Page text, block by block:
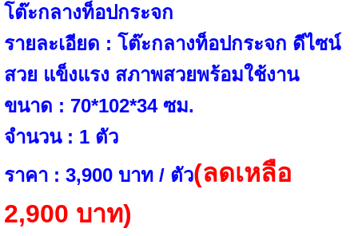
โต๊ะกลางท็อปกระจก
รายละเอียด : โต๊ะกลางท็อปกระจก ดีไซน์
สวย แข็งแรง สภาพสวยพร้อมใช้งาน
ขนาด : 70*102*34 ซม.
จำนวน : 1 ตัว
ราคา : 3,900 บาท / ตัว(ลดเหลือ
2,900 บาท)